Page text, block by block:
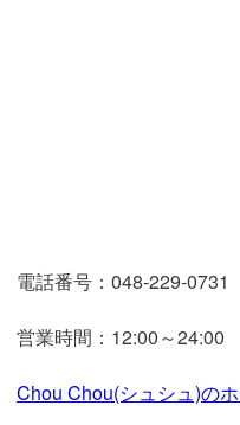
電話番号：048-229-0731
営業時間：12:00～24:00
Chou Chou(シュシュ)の